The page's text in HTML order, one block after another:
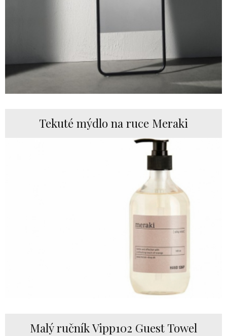
Tekuté mýdlo na ruce Meraki
Malý ručník Vipp102 Guest Towel